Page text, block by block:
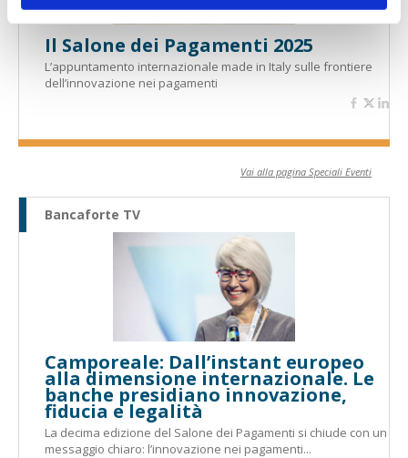
Il Salone dei Pagamenti 2025
L’appuntamento internazionale made in Italy sulle frontiere
dell’innovazione nei pagamenti
Vai alla pagina Speciali Eventi
Bancaforte TV
Camporeale: Dall’instant europeo
alla dimensione internazionale. Le
banche presidiano innovazione,
fiducia e legalità
La decima edizione del Salone dei Pagamenti si chiude con un
messaggio chiaro: l’innovazione nei pagamenti...